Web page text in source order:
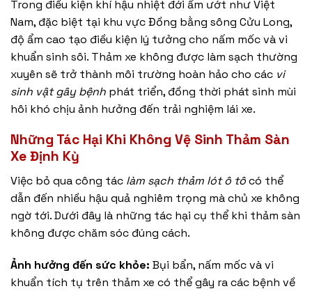
Trong điều kiện khí hậu nhiệt đới ẩm ướt như Việt
Nam, đặc biệt tại khu vực Đồng bằng sông Cửu Long,
độ ẩm cao tạo điều kiện lý tưởng cho nấm mốc và vi
khuẩn sinh sôi. Thảm xe không được làm sạch thường
xuyên sẽ trở thành môi trường hoàn hảo cho các vi
sinh vật gây bệnh phát triển, đồng thời phát sinh mùi
hôi khó chịu ảnh hưởng đến trải nghiệm lái xe.
Những Tác Hại Khi Không Vệ Sinh Thảm Sàn
Xe Định Kỳ
Việc bỏ qua công tác làm sạch thảm lót ô tôcó thể
dẫn đến nhiều hậu quả nghiêm trọng mà chủ xe không
ngờ tới. Dưới đây là những tác hại cụ thể khi thảm sàn
không được chăm sóc đúng cách.
Ảnh hưởng đến sức khỏe: Bụi bẩn, nấm mốc và vi
khuẩn tích tụ trên thảm xe có thể gây ra các bệnh về